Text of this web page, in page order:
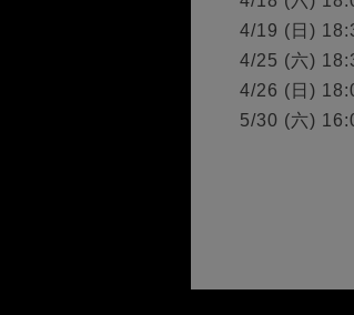
4/19 (日)
4/25 (六)
4/26 (日)
5/30 (六)